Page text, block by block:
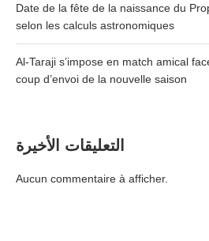
Date de la fête de la naissance du
selon les calculs astronomiques
Al-Taraji s’impose en match amical
coup d’envoi de la nouvelle saison
التعليقات الأخيرة
Aucun commentaire à afficher.